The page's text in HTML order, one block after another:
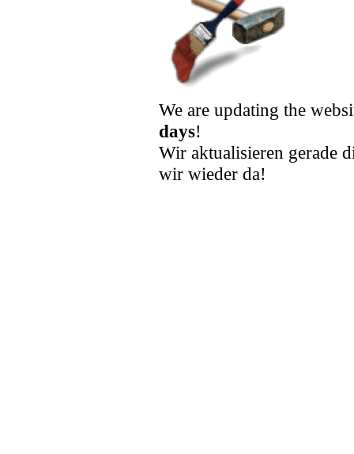
We are updating the
days!
Wir aktualisieren gerade
wir wieder da!